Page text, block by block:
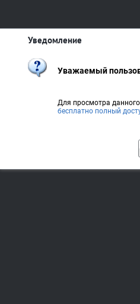
Уведомление
Уважаемый
Для просмотра
бесплатно полный